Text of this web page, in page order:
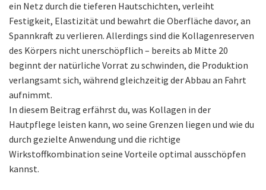
ein Netz durch die tieferen Hautschichten, verleiht
Festigkeit, Elastizität und bewahrt die Oberfläche davor, an
Spannkraft zu verlieren. Allerdings sind die Kollagenreserven
des Körpers nicht unerschöpflich – bereits ab Mitte 20
beginnt der natürliche Vorrat zu schwinden, die Produktion
verlangsamt sich, während gleichzeitig der Abbau an Fahrt
aufnimmt.
In diesem Beitrag erfährst du, was Kollagen in der
Hautpflege leisten kann, wo seine Grenzen liegen und wie du
durch gezielte Anwendung und die richtige
Wirkstoffkombination seine Vorteile optimal ausschöpfen
kannst.